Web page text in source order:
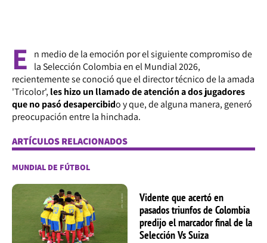
E
n medio de la emoción por el siguiente compromiso de
la Selección Colombia en el Mundial 2026,
recientemente se conoció que el director técnico de la amada
'Tricolor', les hizo un llamado de atención a dos jugadores
que no pasó desapercibido y que, de alguna manera, generó
preocupación entre la hinchada.
ARTÍCULOS RELACIONADOS
MUNDIAL DE FÚTBOL
Vidente que acertó en
pasados triunfos de Colombia
predijo el marcador final de la
Selección Vs Suiza